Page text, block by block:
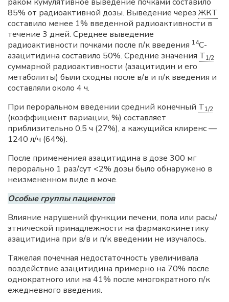
85% от радиоактивной дозы. Выведение через ЖКТ
составило менее 1% введенной радиоактивности в
течение 3 дней. Среднее выведение
радиоактивности почками после п/к введения 14С-
азацитидина составило 50%. Средние значения T1/2
суммарной радиоактивности (азацитидин и его
метаболиты) были сходны после в/в и п/к введения и
составляли около 4 ч.
При пероральном введении средний конечный T1/2
(коэффициент вариации, %) составляет
приблизительно 0,5 ч (27%), а кажущийся клиренс —
1240 л/ч (64%).
После применениея азацитидина в дозе 300 мг
перорально 1 раз/сут <2% дозы было обнаружено в
неизмененном виде в моче.
Особые группы пациентов
Влияние нарушений функции печени, пола или расы/
этнической принадлежности на фармакокинетику
азацитидина при в/в и п/к введении не изучалось.
Тяжелая почечная недостаточность увеличивала
воздействие азацитидина примерно на 70% после
однократного или на 41% после многократного п/к
ежедневного введения.